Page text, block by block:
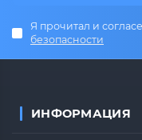
Я прочитал и
безопасности
ИНФОРМАЦИЯ